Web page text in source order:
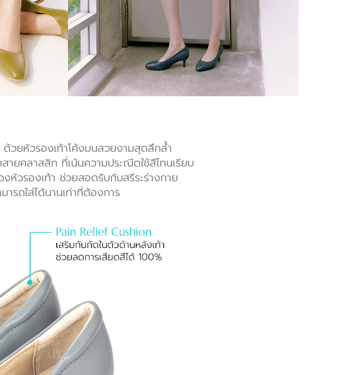
ยหัวรองเท้าโค้งมนสวยงามสุดลึกล้ำ
ายคลาสสิก ที่เน้นความประณีตใช้สีโทนเรียบ
หัวรองเท้า ช่วยสอดรับกับสรีระร่างกาย
รถใส่ได้นานเท่าที่ต้องการ